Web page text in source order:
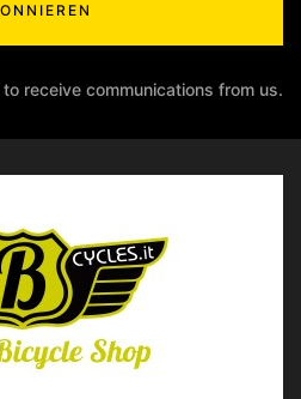
receive communications from us.